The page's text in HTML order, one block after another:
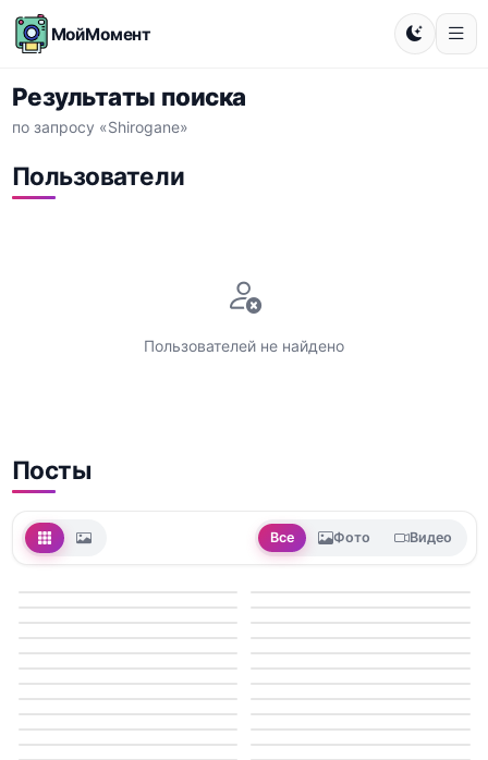
МойМомент
Результаты поиска
по запросу «Shirogane»
Пользователи
Пользователей не найдено
Посты
Все Фото Видео